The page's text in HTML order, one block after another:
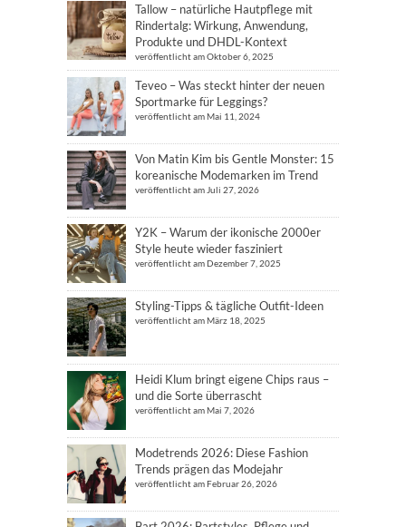
Tallow – natürliche Hautpflege mit
Rindertalg: Wirkung, Anwendung,
Produkte und DHDL-Kontext
veröffentlicht am Oktober 6, 2025
Teveo – Was steckt hinter der neuen
Sportmarke für Leggings?
veröffentlicht am Mai 11, 2024
Von Matin Kim bis Gentle Monster: 15
koreanische Modemarken im Trend
veröffentlicht am Juli 27, 2026
Y2K – Warum der ikonische 2000er
Style heute wieder fasziniert
veröffentlicht am Dezember 7, 2025
Styling-Tipps & tägliche Outfit-Ideen
veröffentlicht am März 18, 2025
Heidi Klum bringt eigene Chips raus –
und die Sorte überrascht
veröffentlicht am Mai 7, 2026
Modetrends 2026: Diese Fashion
Trends prägen das Modejahr
veröffentlicht am Februar 26, 2026